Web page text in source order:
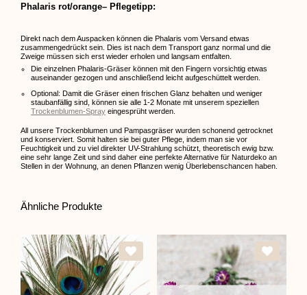
Phalaris rot/orange– Pflegetipp:
Direkt nach dem Auspacken können die Phalaris vom Versand etwas
zusammengedrückt sein. Dies ist nach dem Transport ganz normal und die
Zweige müssen sich erst wieder erholen und langsam entfalten.
Die einzelnen Phalaris-Gräser können mit den Fingern vorsichtig etwas
auseinander gezogen und anschließend leicht aufgeschüttelt werden.
Optional: Damit die Gräser einen frischen Glanz behalten und weniger
staubanfällig sind, können sie alle 1-2 Monate mit unserem speziellen
Trockenblumen-Spray eingesprüht werden.
All unsere Trockenblumen und Pampasgräser wurden schonend getrocknet
und konserviert. Somit halten sie bei guter Pflege, indem man sie vor
Feuchtigkeit und zu viel direkter UV-Strahlung schützt, theoretisch ewig bzw.
eine sehr lange Zeit und sind daher eine perfekte Alternative für Naturdeko an
Stellen in der Wohnung, an denen Pflanzen wenig Überlebenschancen haben.
Ähnliche Produkte